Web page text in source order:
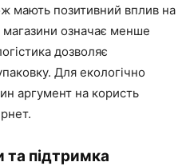
мають позитивний вплив на
означає менше
дозволяє
Для екологічно
аргумент на користь
та підтримка